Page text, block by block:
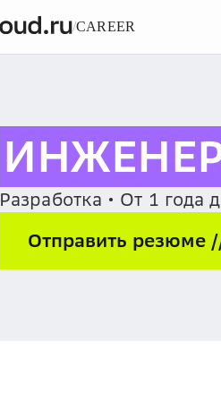
/CAREER
Разработка • От 1 года
Отправить резюме